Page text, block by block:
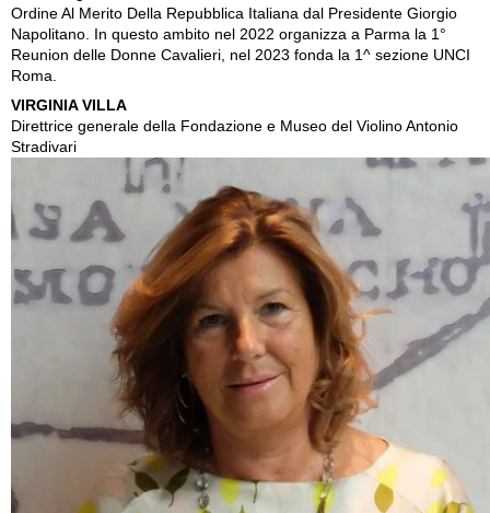
Ordine Al Merito Della Repubblica Italiana dal Presidente Giorgio
Napolitano. In questo ambito nel 2022 organizza a Parma la 1°
Reunion delle Donne Cavalieri, nel 2023 fonda la 1^ sezione UNCI
Roma.
VIRGINIA VILLA
Direttrice generale della Fondazione e Museo del Violino Antonio
Stradivari